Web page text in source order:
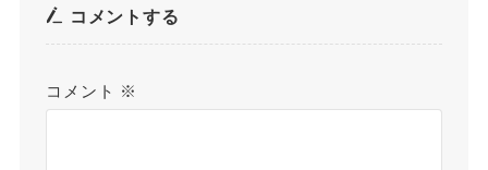
コメントする
コメント ※